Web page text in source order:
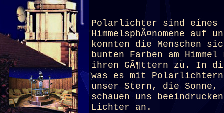
Polarlichter sind eines
HimmelsphÃ¤nomene auf
konnten die Menschen
bunten Farben am
ihren GÃ¶ttern zu. In
was es mit
unser Stern, die
schauen uns
Lichter an.